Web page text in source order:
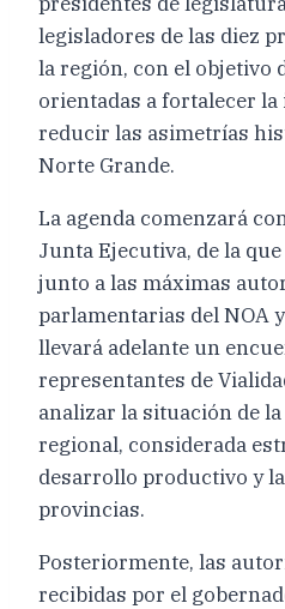
legisladores de las diez
la región, con el objetivo
orientadas a fortalecer
reducir las asimetrías
Norte Grande.
La agenda comenzará
Junta Ejecutiva, de la
junto a las máximas
parlamentarias del NOA
llevará adelante un
representantes de
analizar la situación de
regional, considerada
desarrollo productivo y
provincias.
Posteriormente, las
recibidas por el